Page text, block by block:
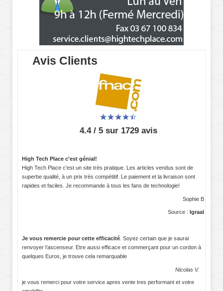
Avis Clients
4.4 / 5 sur 1729 avis
High Tech Place c'est génial!
High Tech Place c'est un site très pratique. Les articles vendus sont de
superbe qualité, à un prix très compétitif. Le paiement et la livraison sont
rapides et faciles. Je recommande à tous les fans de technologie!
Sophie B
Source : Igraal
Je vous remercie pour cette efficacité . Soyez certain que je saurai
renvoyer l’ascenseur. Etre aussi efficace et commerçant pour un cordon à
quelques Euros, je trouve cela remarquable
Nicolas V.
je vous remerci pour votre service apres vente tres performant et votre